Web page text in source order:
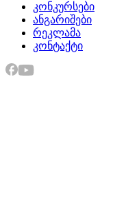
კონკურსები
ანგარიშები
რეკლამა
კონტაქტი